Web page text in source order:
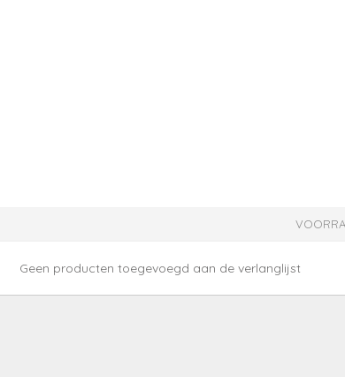
Geen producten toegevoegd aan de verlanglijst